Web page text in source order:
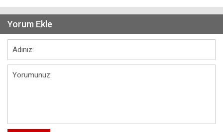
Yorum Ekle